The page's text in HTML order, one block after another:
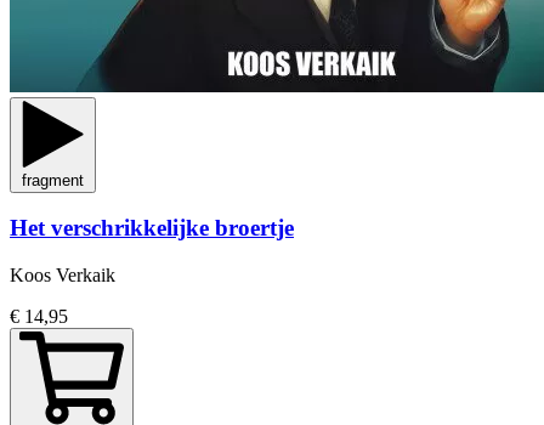
fragment
Het verschrikkelijke broertje
Koos Verkaik
€ 14,95